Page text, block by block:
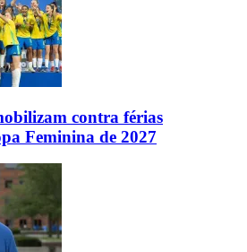
contra férias
Feminina de 2027